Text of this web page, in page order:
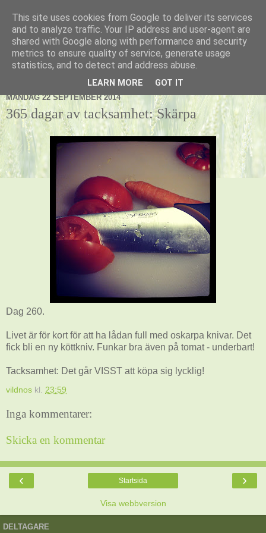
Kennel Vildnos
MÅNDAG 22 SEPTEMBER 2014
365 dagar av tacksamhet: Skärpa
Dag 260.
Livet är för kort för att ha lådan full med oskarpa knivar. Det
fick bli en ny köttkniv. Funkar bra även på tomat - underbart!
Tacksamhet: Det går VISST att köpa sig lycklig!
vildnos kl. 23:59
Inga kommentarer:
Skicka en kommentar
‹ ›
Startsida
Visa webbversion
DELTAGARE
This site uses cookies from Google to deliver its services
and to analyze traffic. Your IP address and user-agent are
shared with Google along with performance and security
metrics to ensure quality of service, generate usage
statistics, and to detect and address abuse.
LEARN MORE GOT IT